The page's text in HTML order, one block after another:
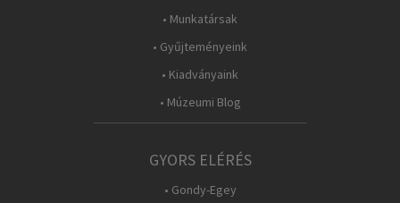
• Munkatársak
• Gyűjteményeink
• Kiadványaink
• Múzeumi Blog
GYORS ELÉRÉS
• Gondy-Egey